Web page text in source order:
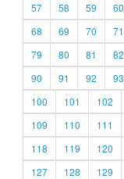
57
58 59 60
68
69 70 71
79
80 81 82
90
91 92 93
100
101 102
109
110 111
118
119 120
127
128 129